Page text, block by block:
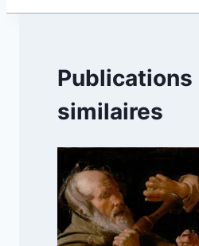
Publications
similaires